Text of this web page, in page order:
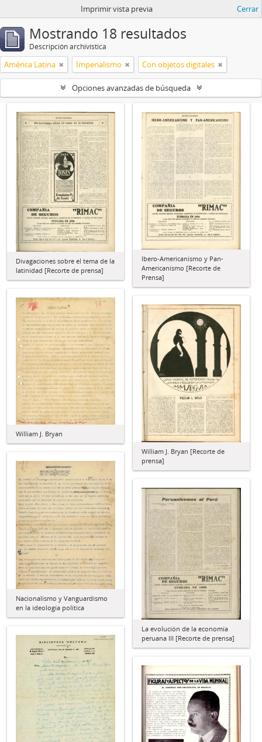
Imprimir vista previa Cerrar
Mostrando 18 resultados
Descripción archivística
América Latina Imperialismo Con objetos digitales
Opciones avanzadas de búsqueda
Divagaciones sobre el tema de la
latinidad [Recorte de prensa]
Ibero-Americanismo y Pan-
Americanismo [Recorte de
Prensa]
William J. Bryan
William J. Bryan [Recorte de
prensa]
Nacionalismo y Vanguardismo
en la ideología política
La evolución de la economía
peruana III [Recorte de prensa]